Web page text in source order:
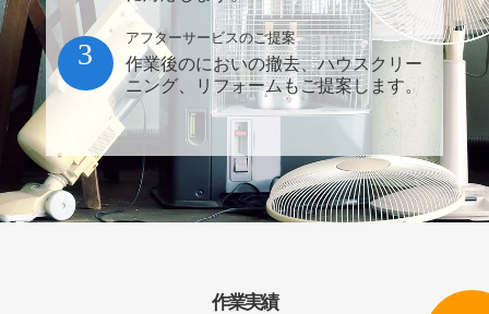
アフターサービスのご提案
作業後のにおいの撤去、ハウスクリー
ニング、リフォームもご提案します。
3
作業実績